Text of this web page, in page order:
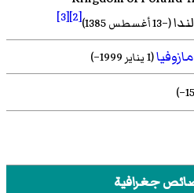
(–13 أغسطس 1385) [2]
[3]
(1 يناير 1999–)
جغرافية